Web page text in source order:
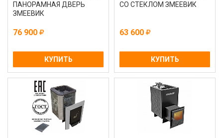
ПАНОРАМНАЯ ДВЕРЬ
ЗМЕЕВИК
76 900
КУПИТЬ
СО СТЕКЛОМ ЗМЕЕВИК
63 600
КУПИТЬ